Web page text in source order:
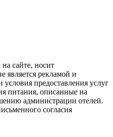
сайте, носит
является рекламой и
предоставления услуг
питания, описанные на
администрации отелей.
согласия